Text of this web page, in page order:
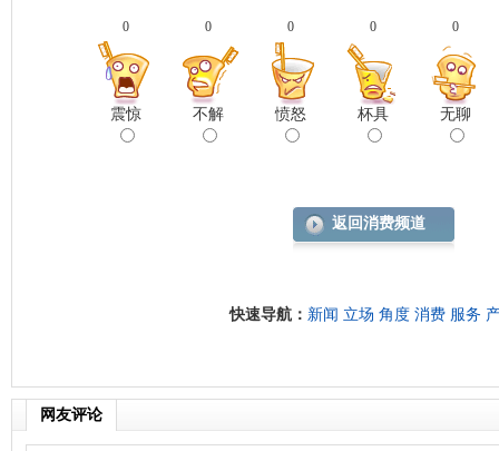
0
震惊
0
不解
0
愤怒
0
杯具
0
无聊
返回消费频道
快速导航： 新闻 立场 角度 消费 服务
网友评论